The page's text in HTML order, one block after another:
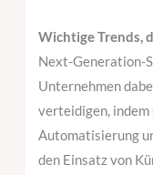
Wichtige Trends,
Next-Generation-
Unternehmen
verteidigen,
Automatisierung
den Einsatz von